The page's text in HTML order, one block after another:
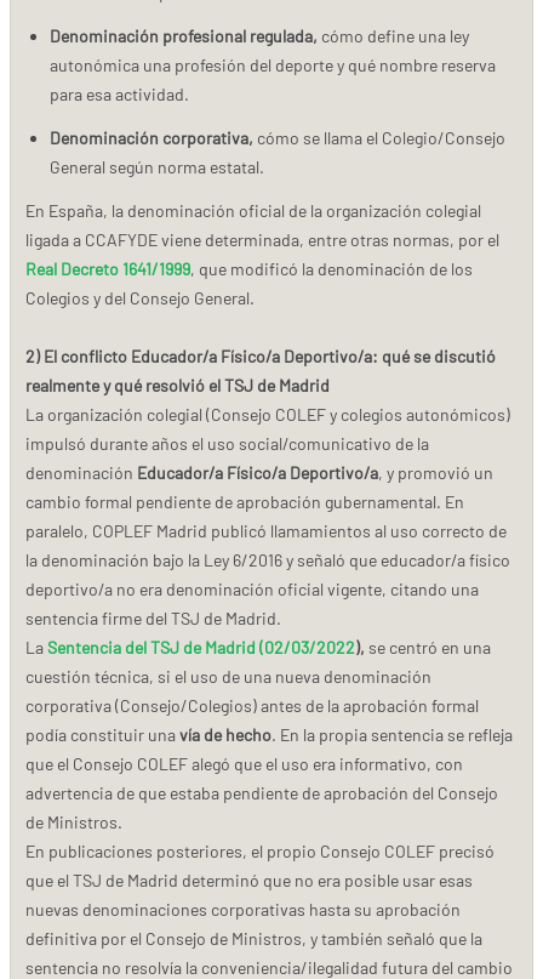
Denominación profesional regulada, cómo define una ley
autonómica una profesión del deporte y qué nombre reserva
para esa actividad.
Denominación corporativa, cómo se llama el Colegio/Consejo
General según norma estatal.
En España, la denominación oficial de la organización colegial
ligada a CCAFYDE viene determinada, entre otras normas, por el
Real Decreto 1641/1999, que modificó la denominación de los
Colegios y del Consejo General.
2) El conflicto Educador/a Físico/a Deportivo/a: qué se discutió
realmente y qué resolvió el TSJ de Madrid
La organización colegial (Consejo COLEF y colegios autonómicos)
impulsó durante años el uso social/comunicativo de la
denominación Educador/a Físico/a Deportivo/a, y promovió un
cambio formal pendiente de aprobación gubernamental. En
paralelo, COPLEF Madrid publicó llamamientos al uso correcto de
la denominación bajo la Ley 6/2016 y señaló que educador/a físico
deportivo/a no era denominación oficial vigente, citando una
sentencia firme del TSJ de Madrid.
LaSentencia del TSJ de Madrid (02/03/2022), se centró en una
cuestión técnica, si el uso de una nueva denominación
corporativa (Consejo/Colegios) antes de la aprobación formal
podía constituir unavía de hecho. En la propia sentencia se refleja
que el Consejo COLEF alegó que el uso era informativo, con
advertencia de que estaba pendiente de aprobación del Consejo
de Ministros.
En publicaciones posteriores, el propio Consejo COLEF precisó
que el TSJ de Madrid determinó que no era posible usar esas
nuevas denominaciones corporativas hasta su aprobación
definitiva por el Consejo de Ministros, y también señaló que la
sentencia no resolvía la conveniencia/ilegalidad futura del cambio